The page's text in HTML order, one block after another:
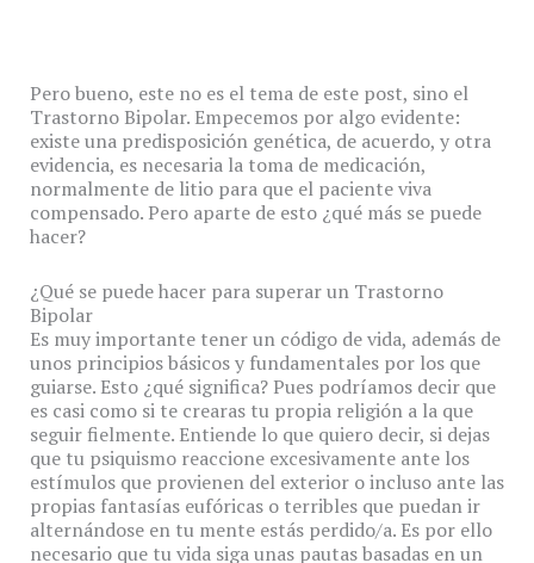
Pero bueno, este no es el tema de este post, sino el
Trastorno Bipolar. Empecemos por algo evidente:
existe una predisposición genética, de acuerdo, y otra
evidencia, es necesaria la toma de medicación,
normalmente de litio para que el paciente viva
compensado. Pero aparte de esto ¿qué más se puede
hacer?
¿Qué se puede hacer para superar un Trastorno
Bipolar
Es muy importante tener un código de vida, además de
unos principios básicos y fundamentales por los que
guiarse. Esto ¿qué significa? Pues podríamos decir que
es casi como si te crearas tu propia religión a la que
seguir fielmente. Entiende lo que quiero decir, si dejas
que tu psiquismo reaccione excesivamente ante los
estímulos que provienen del exterior o incluso ante las
propias fantasías eufóricas o terribles que puedan ir
alternándose en tu mente estás perdido/a. Es por ello
necesario que tu vida siga unas pautas basadas en un